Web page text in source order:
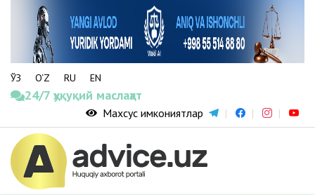
ЎЗ O‘Z RU EN
24/7 ҳуқуқий маслаҳат
Махсус имкониятлар